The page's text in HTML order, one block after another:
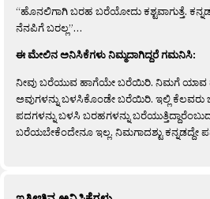
“ಹೊನಲಿಗಾಗಿ ಬರಹ ಬರೆಯೋದು ಕಶ್ಟವಾಗುತ್ತೆ.
ನೆನಪಿಗೆ ಬರಲ್ಲ”…
ಈ ಮೇಲಿನ ಅನಿಸಿಕೆಗಳು ನಿಮ್ಮದಾಗಿದ್ದರೆ ಗಮನಿಸಿ:
ನೀವು ಬರೆಯುವ ಹಾಗೆಯೇ ಬರೆಯಿರಿ. ನಿಮಗೆ ಯಾವ
ಅವುಗಳನ್ನು ಬಳಸಿಕೊಂಡೇ ಬರೆಯಿರಿ. ಇಲ್ಲಿ ಕೆಲವರು
ಪದಗಳನ್ನು ಬಳಸಿ ಬರಹಗಳನ್ನು
ಬರೆಯಬೇಕೆಂದೇನೂ ಇಲ್ಲ. ನಿಮಗಾದಶ್ಟು ಕನ್ನಡದ್ದೇ